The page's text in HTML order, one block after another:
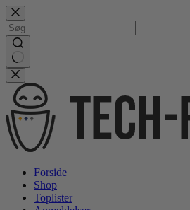
Gå
videre
til
indhold
No
results
Forside
Shop
Toplister